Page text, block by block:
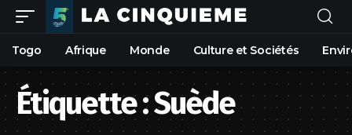
Togo Afrique Monde Culture et Sociétés
Étiquette :Suède